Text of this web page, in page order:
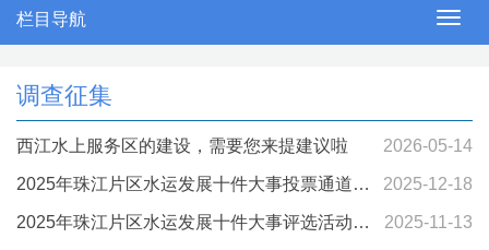
栏目导航
调查征集
2026-05-14
西江水上服务区的建设，需要您来提建议啦
2025-12-18
2025年珠江片区水运发展十件大事投票通道开
启 2025-11-13
2025年珠江片区水运发展十件大事评选活动全